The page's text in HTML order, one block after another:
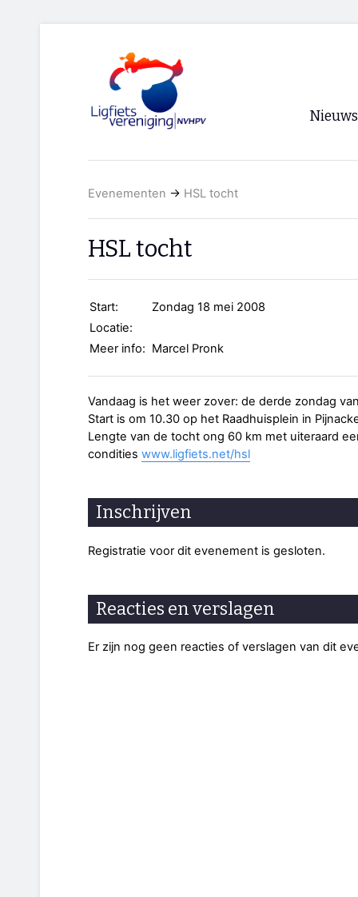
Nieuws
Evenementen → HSL tocht
HSL tocht
Start:
Zondag 18 mei 2008
Locatie:
Meer info: Marcel Pronk
Vandaag is het weer zover: de derde zondag
Start is om 10.30 op het Raadhuisplein in
Lengte van de tocht ong 60 km met uiteraard
condities www.ligfiets.net/hsl
Inschrijven
Registratie voor dit evenement is gesloten.
Reacties en verslagen
Er zijn nog geen reacties of verslagen van dit